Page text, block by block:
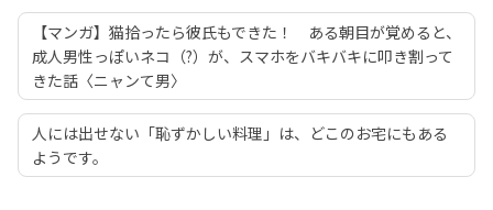
【マンガ】猫拾ったら彼氏もできた！ ある朝目が覚めると、
成人男性っぽいネコ（?）が、スマホをバキバキに叩き割って
きた話〈ニャンて男〉
人には出せない「恥ずかしい料理」は、どこのお宅にもある
ようです。